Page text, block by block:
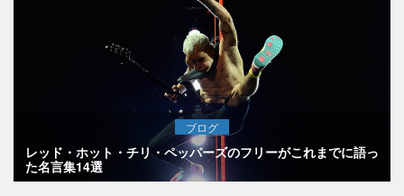
ブログ
レッド・ホット・チリ・ペッパーズのフリーがこれまでに語っ
た名言集14選